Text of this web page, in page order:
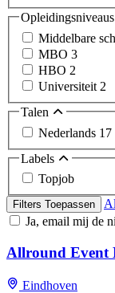
Opleidingsniveaus
Middelbare
MBO 3
HBO 2
Universiteit 2
Talen
Nederlands 17
Labels
Topjob
Filters Toepassen
Ja, email mij de
Allround Event
Eindhoven